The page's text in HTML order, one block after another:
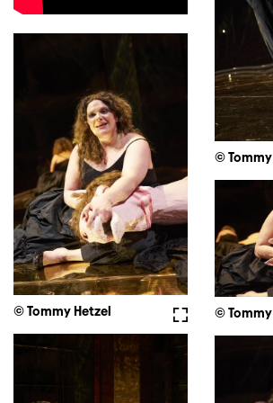
© Tommy
Fullscreen
© Tommy Hetzel ©